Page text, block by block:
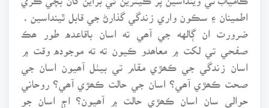
اطمينان ۽ سڪون واري زندگي گذارڻ جي قابل ٿينداسين .
ضرورت ان ڳالهه جي آھي ته اسان باقاعده طور ھڪ
صفحي تي لکت ۾ معاھدو ڪيون ته ته موجوده وقت ۾
اسان زندگي جي ڪھڙي مقام تي بيٺل آھيون اسان جي
صحت ڪھڙي آھي؟ اسان جي حالت ڪھڙي آھي؟ روحاني
حوالي سان اسان ڪھڙي حالت ۾ آھيون؟ اڄ اسان جو